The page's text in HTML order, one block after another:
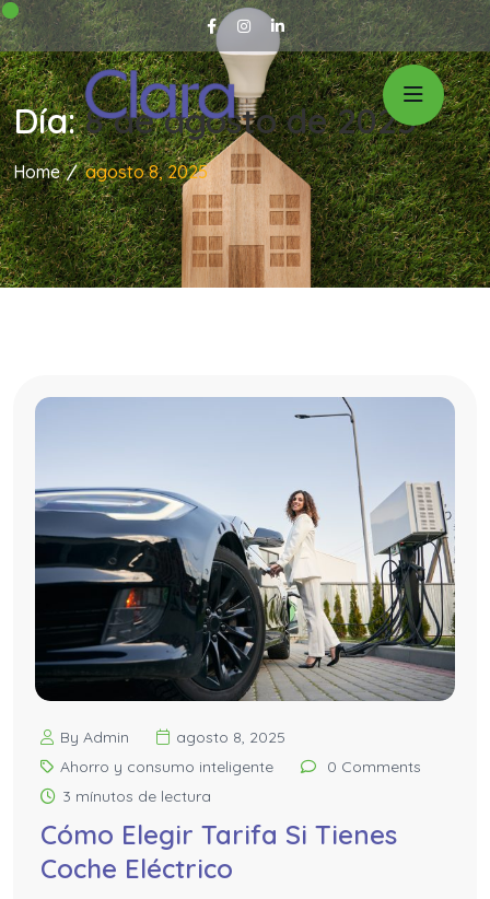
Día:8 de agosto de 2025
Home agosto 8, 2025
By Admin
agosto 8, 2025
Ahorro y consumo inteligente
0 Comments
3 mínutos de lectura
Cómo Elegir Tarifa Si Tienes
Coche Eléctrico